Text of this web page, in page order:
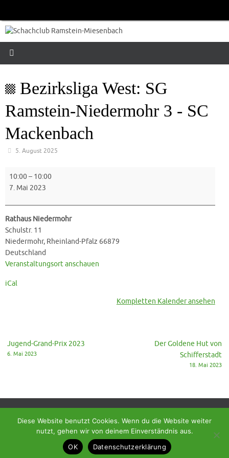
springen
Bezirksliga West: SG
Ramstein-Niedermohr 3 - SC
Mackenbach
5. August 2025
Bezirksliga
West:
Ramstein-
Niedermohr
3
-
SC
Mackenbach
10:00– 10:00
7. Mai 2023
Rathaus Niedermohr
Schulstr. 11
Niedermohr, Rheinland-Pfalz 66879
Deutschland
Veranstaltungsort anschauen
iCal
Kompletten Kalender ansehen
Jugend-Grand-Prix 2023
6. Mai 2023
Der Goldene Hut von
Schifferstadt
18. Mai 2023
© 2018 - Homepage des SC Ramstein-Miesenbach
Präsentiert vonTempera
Diese Website benutzt Cookies. Wenn du die Website weiter
nutzt, gehen wir von deinem Einverständnis aus.
OK
Datenschutzerklärung